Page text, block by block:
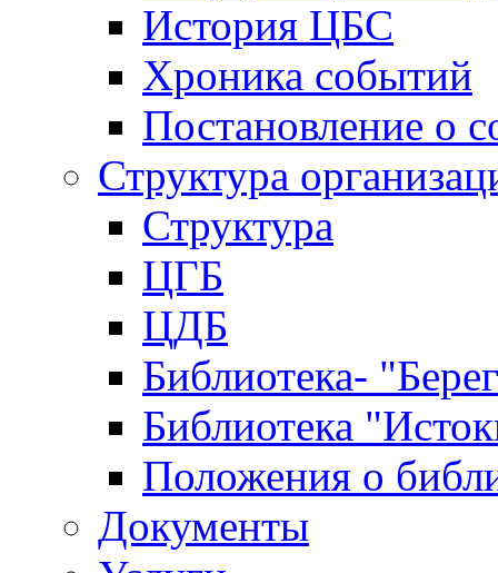
История ЦБС
Хроника событий
Постановление о
Структура
Структура
ЦГБ
ЦДБ
Библиотека-
Библиотека
Положения о
Документы